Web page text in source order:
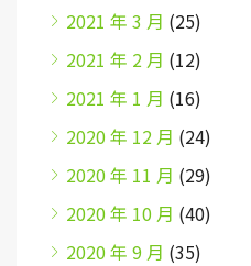
2021 年 3 月 (25)
2021 年 2 月 (12)
2021 年 1 月 (16)
2020 年 12 月 (24)
2020 年 11 月 (29)
2020 年 10 月 (40)
2020 年 9 月 (35)